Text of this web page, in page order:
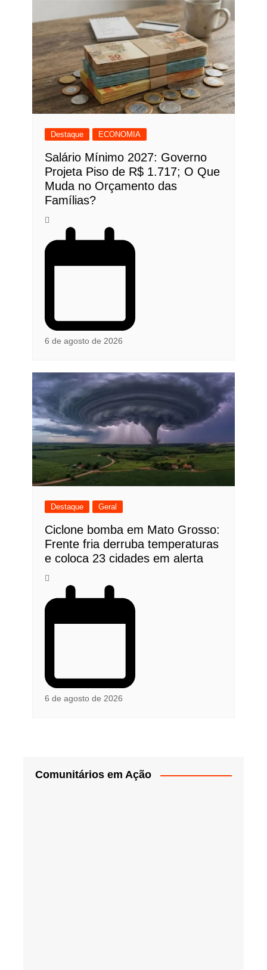
Destaque ECONOMIA
Salário Mínimo 2027: Governo
Projeta Piso de R$ 1.717; O Que
Muda no Orçamento das
Famílias?
6 de agosto de 2026
Destaque Geral
Ciclone bomba em Mato Grosso:
Frente fria derruba temperaturas
e coloca 23 cidades em alerta
6 de agosto de 2026
Comunitários em Ação